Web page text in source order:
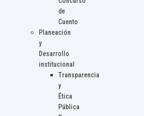
de
Cuento
Planeación
y
Desarrollo
institucional
Transparencia
y
Ética
Pública